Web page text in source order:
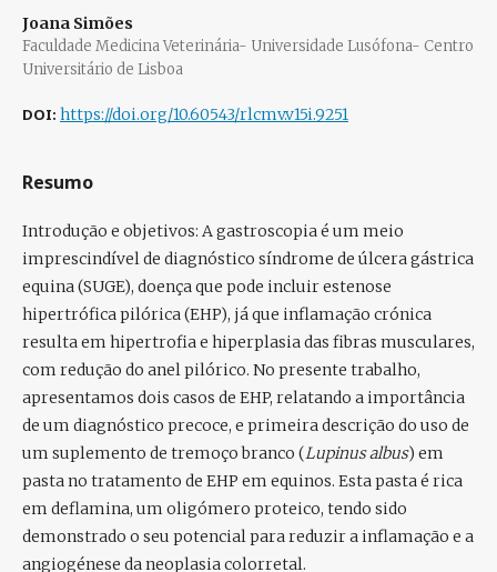
Joana Simões
Faculdade Medicina Veterinária- Universidade Lusófona- Centro
Universitário de Lisboa
DOI: https://doi.org/10.60543/rlcmv.v15i.9251
Resumo
Introdução e objetivos: A gastroscopia é um meio
imprescindível de diagnóstico síndrome de úlcera gástrica
equina (SUGE), doença que pode incluir estenose
hipertrófica pilórica (EHP), já que inflamação crónica
resulta em hipertrofia e hiperplasia das fibras musculares,
com redução do anel pilórico. No presente trabalho,
apresentamos dois casos de EHP, relatando a importância
de um diagnóstico precoce, e primeira descrição do uso de
um suplemento de tremoço branco (Lupinus albus) em
pasta no tratamento de EHP em equinos. Esta pasta é rica
em deflamina, um oligómero proteico, tendo sido
demonstrado o seu potencial para reduzir a inflamação e a
angiogénese da neoplasia colorretal.